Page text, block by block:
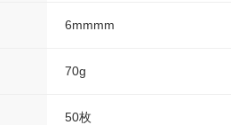
6mmmm
70g
50枚